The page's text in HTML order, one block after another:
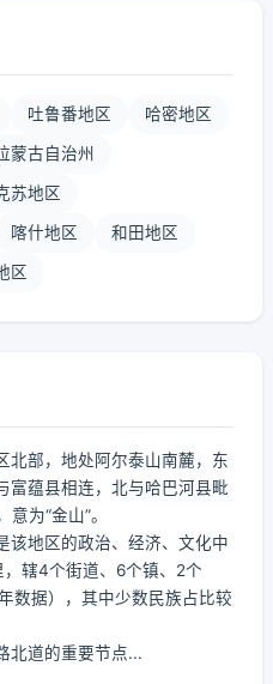
吐鲁番地区 哈密地区
蒙古自治州
苏地区
喀什地区 和田地区
区
北部，地处阿尔泰山南麓，东
富蕴县相连，北与哈巴河县毗
为“金山”。
该地区的政治、经济、文化中
，辖4个街道、6个镇、2个
数据），其中少数民族占比较
北道的重要节点...